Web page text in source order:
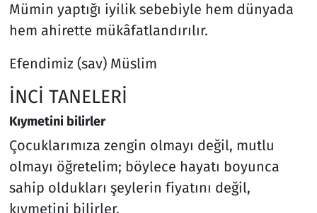
Mümin yaptığı iyilik sebebiyle hem dünyada
hem ahirette mükâfatlandırılır.
Efendimiz (sav) Müslim
İNCİ TANELERİ
Kıymetini bilirler
Çocuklarımıza zengin olmayı değil, mutlu
olmayı öğretelim; böylece hayatı boyunca
sahip oldukları şeylerin fiyatını değil,
kıymetini bilirler.